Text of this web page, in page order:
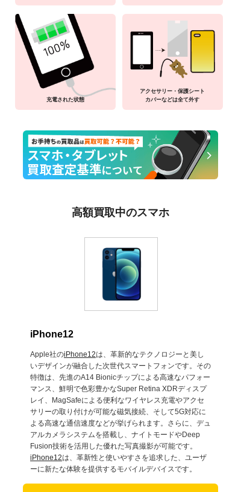
充電された状態
アクセサリー・保護シート
カバーなどは全て外す
高額買取中のスマホ
iPhone12
Apple社のiPhone12は、革新的なテクノロジーと美し
いデザインが融合した次世代スマートフォンです。その
特徴は、先進のA14 Bionicチップによる高速なパフォー
マンス、鮮明で色彩豊かなSuper Retina XDRディスプ
レイ、MagSafeによる便利なワイヤレス充電やアクセ
サリーの取り付けが可能な磁気接続、そして5G対応に
よる高速な通信速度などが挙げられます。さらに、デュ
アルカメラシステムを搭載し、ナイトモードやDeep
Fusion技術を活用した優れた写真撮影が可能です。
iPhone12は、革新性と使いやすさを追求した、ユーザ
ーに新たな体験を提供するモバイルデバイスです。